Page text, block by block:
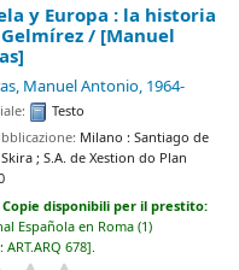
y Europa : la historia
/ [Manuel
Manuel Antonio, 1964-
Testo
Milano : Santiago de
Skira ; S.A. de Xestion do Plan
Copie disponibili per il prestito:
Española en Roma (1)
ART.ARQ 678 .